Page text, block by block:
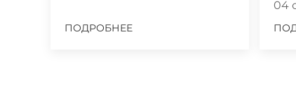
ПОДРОБНЕЕ
04